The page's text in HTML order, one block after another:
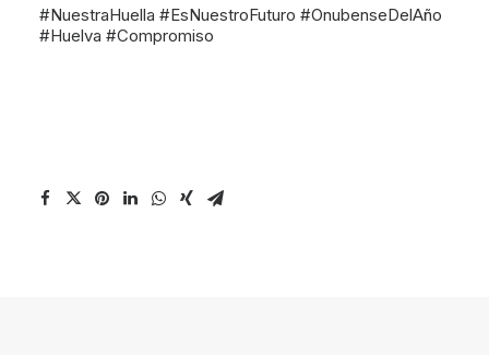
#NuestraHuella #EsNuestroFuturo #OnubenseDelAño
#Huelva #Compromiso